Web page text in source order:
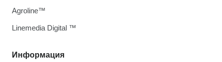
Информация
Agroline™
Linemedia Digital ™